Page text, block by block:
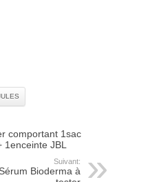
comportant 1sac
1enceinte JBL
Suivant:
Bioderma à